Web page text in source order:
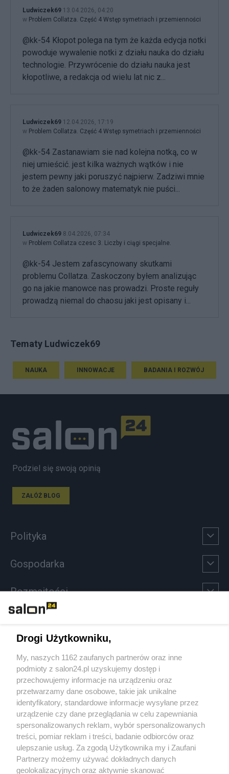
Ludwiczek69 13.04.2026, 04:20
w Problem Collatza. Część 4 Wstęp symetriach i przemienności
@kk-54 Kłopot polega na tym że każda edycja notki
powoduje wywalenie notki z działu nauka do działu
technologie. Przywrócenie do działu nauka jest
kłopotliwe, a redakcja od wielu lat nic z...
Ludwiczek69 12.04.2026, 17:19
w Problem Collatza. Część 4 Wstęp symetriach i przemienności
@kk-54 Zastanawiam sie nad kolejna notką, co w
niej umieścić. jest kilka ważnych wątków i nie
jestem pewny jaki poruszyć najpierw. Zadziwi mnie
to że żaden salonowy matematyk nie puści...
Ludwiczek69 8.04.2026, 07:34
w Problem Collatza czesc 3. Liczby i ciągi specjalne.
@kk-54 Jestem zafascynowany skutkami
problemu Collatza. Zaskoczony byłem analizując
go na jakie manowce nas prowadzi. Proste reguły
prowadzą niemal do chaosu jaki jest opisany i...
Tematy Ludwiczek69
NAUKA INNOWACJE BADANIA I ROZWÓJ
Podziel się swoją opinią
ZAŁÓŻ BLOG
Polityka
Gospodarka
Rozmaitości
Sport
Społeczeństwo
Kultura
X Facebook Instagram Youtube
Drogi Użytkowniku,
My, naszych 1162 zaufanych partnerów oraz inne
podmioty z salon24.pl uzyskujemy dostęp i
przechowujemy informacje na urządzeniu oraz
przetwarzamy dane osobowe, takie jak unikalne
identyfikatory, standardowe informacje wysyłane przez
urządzenie czy dane przeglądania w celu zapewniania
spersonalizowanych reklam, wybór spersonalizowanych
treści, pomiar reklam i treści, badanie odbiorców oraz
ulepszanie usług. Za zgodą Użytkownika my i Zaufani
Partnerzy możemy używać dokładnych danych
geolokalizacyjnych oraz aktywnie skanować